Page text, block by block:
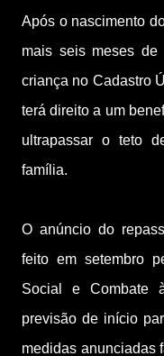
Após o nascimento
mais seis meses de
criança no Cadastro
terá direito a um
ultrapassar o teto
família.
O anúncio do
feito em setembro
Social e Combate
previsão de início
medidas anunciadas